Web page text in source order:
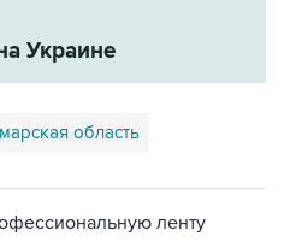
Украине
область
ленту